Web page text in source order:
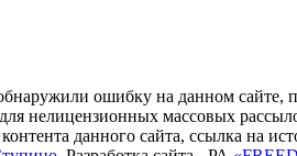
ошибку на данном сайте,
для нелицензионных массовых
данного сайта, ссылка на